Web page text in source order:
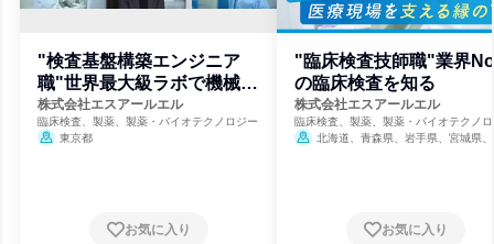
"検査基盤構築エンジニア
職"世界最大級ラボで機械の
保守点検を
株式会社エスアールエル
臨床検査、製薬、製薬・バイオテクノロジー
東京都
お気に入り
"臨床検査技師職"業界
の臨床検査を知る
株式会社エスアールエル
臨床検査、製薬、製薬・バイオテクノ
北海道、青森県、岩手県、宮城県
賀県、京都府、大阪府、兵庫県、奈良
歌山県、鳥取県、島根県、岡山県、広
お気に入り